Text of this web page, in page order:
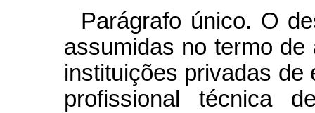
Parágrafo único. O
assumidas no termo
instituições privadas de
profissional técnica